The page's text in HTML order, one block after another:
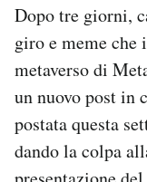
Dopo tre giorni,
giro e meme che
metaverso di
un nuovo post in
postata questa
dando la colpa